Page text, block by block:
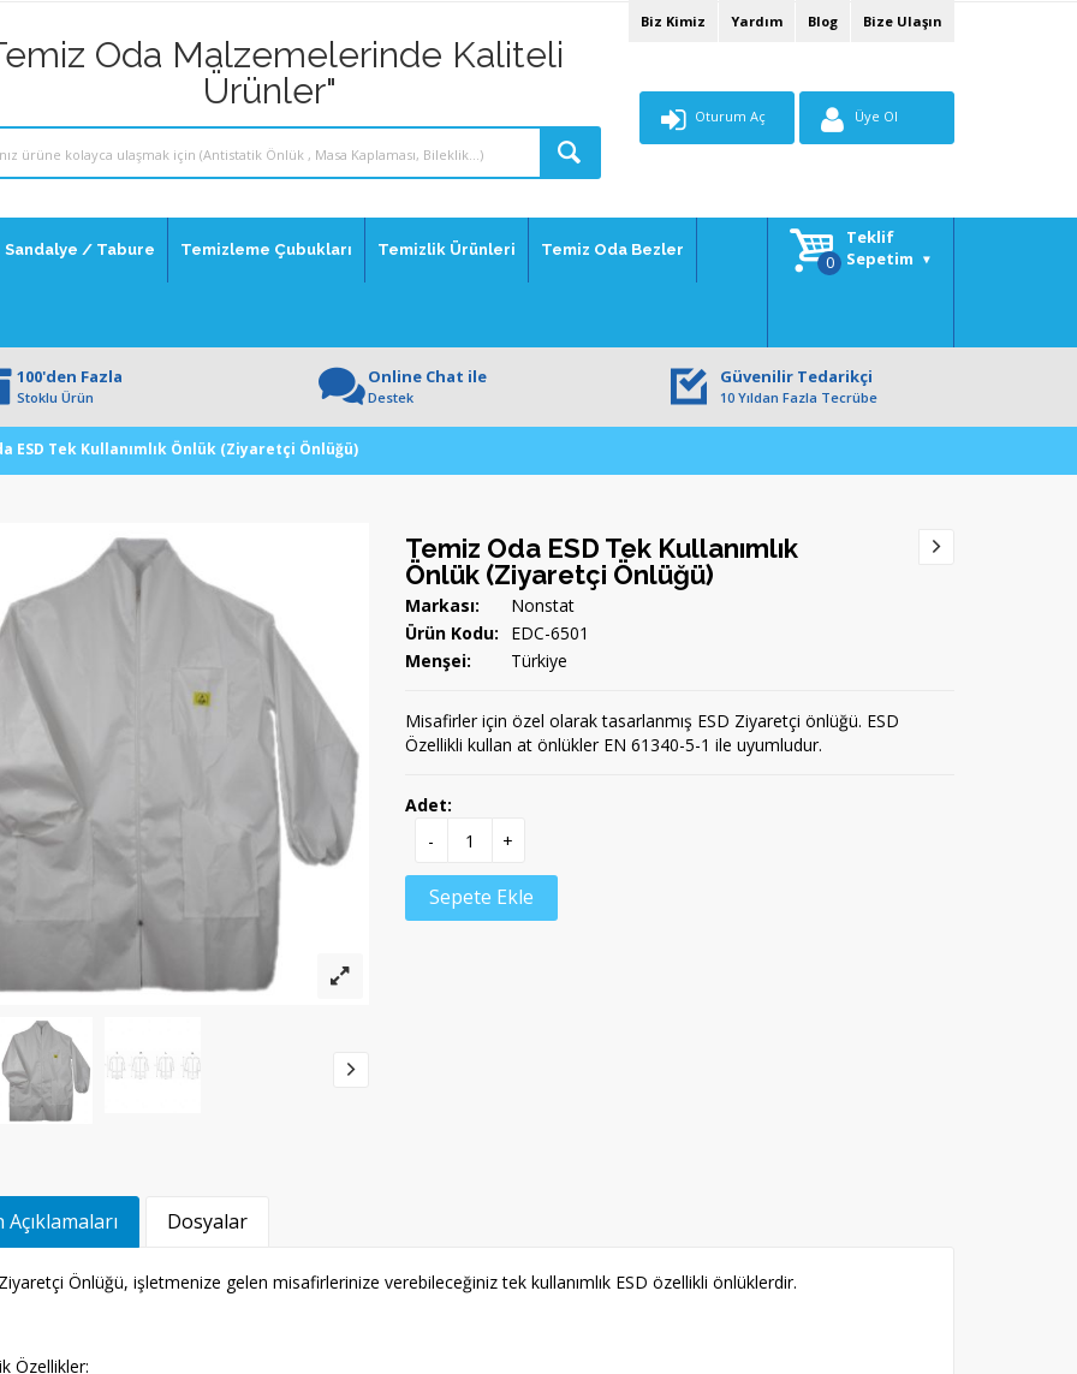
Biz Kimiz Yardım Blog Bize Ulaşın
Oda Malzemelerinde Kaliteli
Ürünler"
Oturum Aç Üye Ol
Sandalye / Tabure Temizleme Çubukları Temizlik Ürünleri Temiz Oda Bezler
Teklif
Sepetim
100'den Fazla
Stoklu Ürün
Online Chat ile
Destek
Güvenilir Tedarikçi
10 Yıldan Fazla Tecrübe
ESD Tek Kullanımlık Önlük (Ziyaretçi Önlüğü)
Temiz Oda ESD Tek Kullanımlık
Önlük (Ziyaretçi Önlüğü)
Markası:
Nonstat
Ürün Kodu:
EDC-6501
Menşei:
Türkiye
Misafirler için özel olarak tasarlanmış ESD Ziyaretçi önlüğü. ESD
Özellikli kullan at önlükler EN 61340-5-1 ile uyumludur.
Adet:
-
+
Sepete Ekle
Dosyalar
Önlüğü, işletmenize gelen misafirlerinize verebileceğiniz tek kullanımlık ESD özellikli önlüklerdir.
Özellikler: